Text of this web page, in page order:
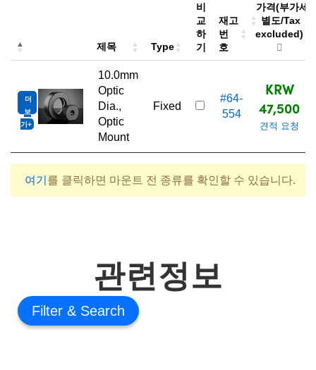
제목 Type
비
교
하
기
재고
번
호
가격(부가세
별도/Tax
excluded)
더
보
기
10.0mm
Optic
Dia.,
Optic
Mount
Fixed
#64-
554
KRW
47,500
견적 요청
여기 를 클릭하면 마운트 전 종류를 확인할 수 있습니다.
관련정보
Filter